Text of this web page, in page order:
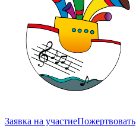
Заявка на участиеПожертвовать